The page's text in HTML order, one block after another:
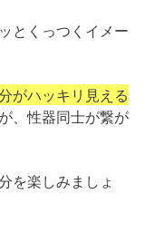
とくっつくイメー
がハッキリ見える
、性器同士が繋が
を楽しみましょ